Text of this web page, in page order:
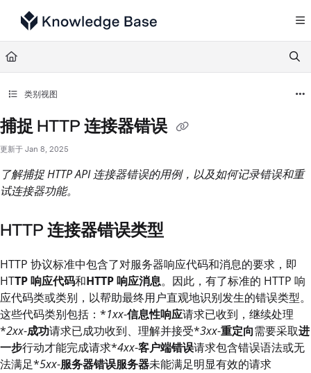
Documentation Index
Fetch the complete documentation index at:
Use this file to discover all available pages before exploring further.
类别视图
捕捉 HTTP 连接器错误
更新于 Jan 8, 2025
了解捕捉 HTTP API 连接器错误的用例，以及如何记录错误和重
试连接器功能。
HTTP 连接器错误类型
HTTP 协议标准中包含了对服务器响应代码和消息的要求，即
HTTP 响应代码和HTTP 响应消息。因此，有了标准的 HTTP 响
应代码类或类别，以帮助最终用户直观地识别发生的错误类型。
这些代码类别包括：*1xx-信息性响应请求已收到，继续处理
*2xx-成功请求已成功收到、理解并接受*3xx-重定向需要采取进
一步行动才能完成请求*4xx-客户端错误请求包含错误语法或无
法满足*5xx-服务器错误服务器未能满足明显有效的请求